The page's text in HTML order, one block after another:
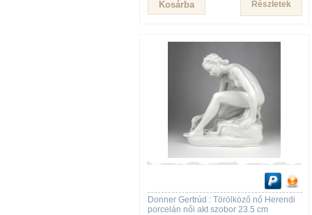
Részletek
Donner Gertrúd : Törölköző nő Herendi
porcelán női akt szobor 23.5 cm